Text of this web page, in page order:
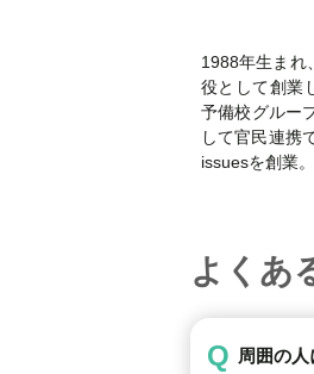
1988年生まれ
役として創業
予備校グルー
して官民連携
issuesを創業。
よくあ
Q 周囲の